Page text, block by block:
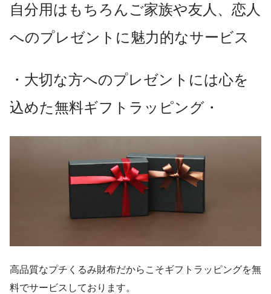
自分用はもちろんご家族や友人、恋人
へのプレゼントに魅力的なサービス
・大切な方へのプレゼントには心を
込めた無料ギフトラッピング・
高品質なプチくるみ財布だからこそギフトラッピングを無
料でサービスしております。